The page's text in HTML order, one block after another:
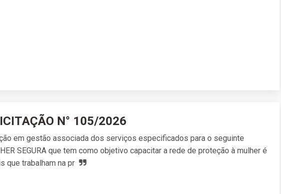
N° 105/2026
em gestão associada dos serviços especificados para o seguinte
SEGURA que tem como objetivo capacitar a rede de proteção à mulher é
que trabalham na pr